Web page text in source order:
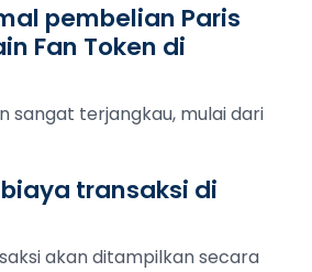
pembelian Paris
Fan Token di
sangat terjangkau, mulai dari
transaksi di
akan ditampilkan secara